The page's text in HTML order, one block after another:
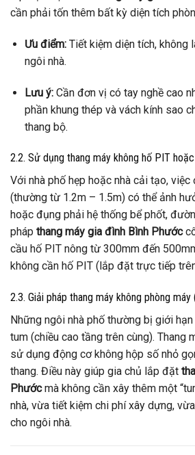
cần phải tốn thêm bất kỳ diện tích
Ưu điểm:Tiết kiệm diện tích, không
ngôi nhà.
Lưu ý:Cần đơn vị có tay nghề cao
phần khung thép và vách kính sao
thang bộ.
2.2. Sử dụng thang máy không hố PIT
Với nhà phố hẹp hoặc nhà cải tạo,
(thường từ 1.2m – 1.5m) có thể ảnh
hoặc đụng phải hệ thống bể phốt,
pháp thang máy gia đình Bình Phước
cầu hố PIT nông từ 300mm đến
không cần hố PIT (lắp đặt trực tiếp
2.3. Giải pháp thang máy không phòng máy
Những ngôi nhà phố thường bị giới
tum (chiều cao tầng trên cùng). Thang
sử dụng động cơ không hộp số nhỏ
thang. Điều này giúp gia chủ lắp đặt
Phướcmà không cần xây thêm một
nhà, vừa tiết kiệm chi phí xây dựng,
cho ngôi nhà.